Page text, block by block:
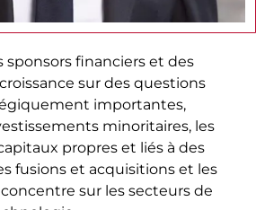
sponsors financiers et des
sur des questions
importantes,
minoritaires, les
propres et liés à des
fusions et acquisitions et les
sur les secteurs de